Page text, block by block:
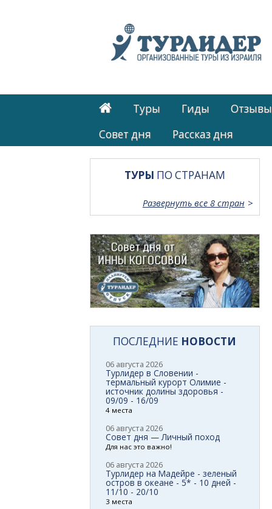
Туры Гиды
Cовет дня
Рассказ дня
ТУРЫ ПО СТРАНАМ
Развернуть все 8 стран
ПОСЛЕДНИЕ НОВОСТИ
06 августа 2026
Турлидер в Словении -
термальный курорт Олимие -
источник долины здоровья -
09/09 - 16/09
4 места
06 августа 2026
Совет дня — Личный поход
Для нас это важно!
06 августа 2026
Турлидер на Мадейре - зеленый
остров в океане - 5* - 10 дней -
11/10 - 20/10
3 места